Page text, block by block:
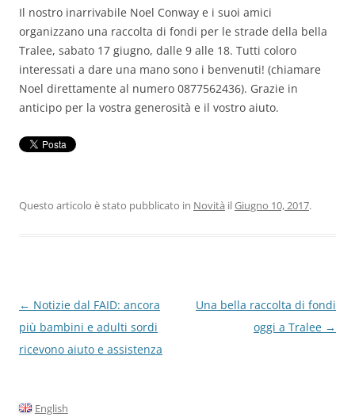
Il nostro inarrivabile Noel Conway e i suoi amici
organizzano una raccolta di fondi per le strade della bella
Tralee, sabato 17 giugno, dalle 9 alle 18. Tutti coloro
interessati a dare una mano sono i benvenuti! (chiamare
Noel direttamente al numero 0877562436). Grazie in
anticipo per la vostra generosità e il vostro aiuto.
Questo articolo è stato pubblicato in Novità ilGiugno 10, 2017.
Navigazione
articolo
← Notizie dal FAID: ancora
più bambini e adulti sordi
ricevono aiuto e assistenza
Una bella raccolta di fondi
oggi a Tralee →
English